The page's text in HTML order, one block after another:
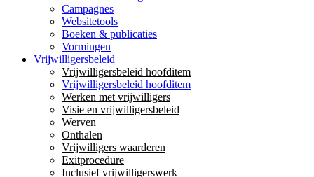
Campagnes
Websitetools
Boeken & publicaties
Vormingen
Vrijwilligersbeleid
Vrijwilligersbeleid hoofditem
Vrijwilligersbeleid hoofditem
Werken met vrijwilligers
Visie en vrijwilligersbeleid
Werven
Onthalen
Vrijwilligers waarderen
Exitprocedure
Inclusief vrijwilligerswerk